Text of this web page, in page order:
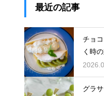
最近の記事
チョ
く時
ための
グラ